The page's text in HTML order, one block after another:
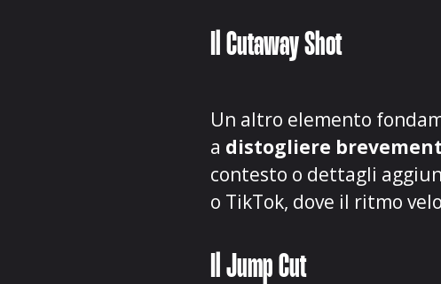
Il Cutaway Shot
Un altro elemento
a distogliere
contesto o dettagli
o TikTok, dove il ritmo
Il Jump Cut